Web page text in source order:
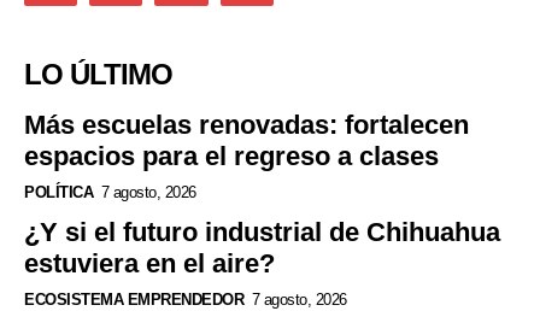
LO ÚLTIMO
Más escuelas renovadas: fortalecen
espacios para el regreso a clases
POLÍTICA 7 agosto, 2026
¿Y si el futuro industrial de Chihuahua
estuviera en el aire?
ECOSISTEMA EMPRENDEDOR 7 agosto, 2026